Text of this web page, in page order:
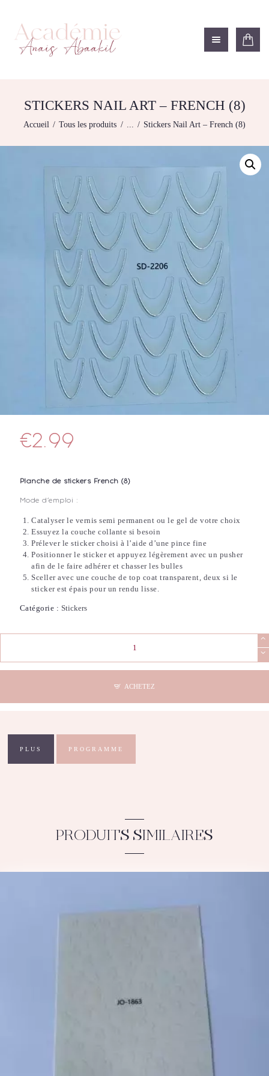
STICKERS NAIL ART – FRENCH (8)
Accueil Tous les produits ... Stickers Nail Art – French (8)
ACADÉMIE ANAÏS ABAAKIL
Formation et shop Indigo
NOS FORMATIONS
FORMATIONS
CONTACTEZ-NOUS
RECHERCHE
MODÈLE
€2.99
Planche de stickers French (8)
Mode d’emploi :
Catalyser le vernis semi permanent ou le gel de votre choix
Essuyez la couche collante si besoin
Prélever le sticker choisi à l’aide d’une pince fine
Positionner le sticker et appuyez légèrement avec un pusher
afin de le faire adhérer et chasser les bulles
Sceller avec une couche de top coat transparent, deux si le
sticker est épais pour un rendu lisse.
Catégorie : Stickers
Stickers
ACHETEZ
PLUS PROGRAMME
PRODUITS SIMILAIRES